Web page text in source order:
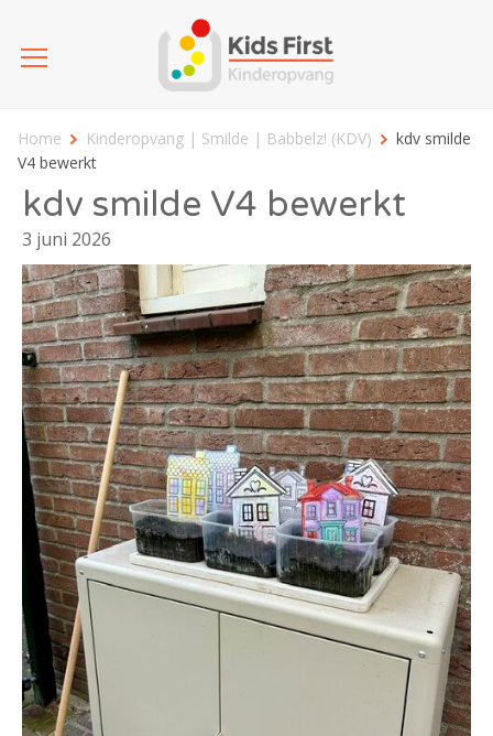
Home Kinderopvang | Smilde | Babbelz! (KDV)
kdv smilde
V4 bewerkt
kdv smilde V4 bewerkt
3 juni 2026